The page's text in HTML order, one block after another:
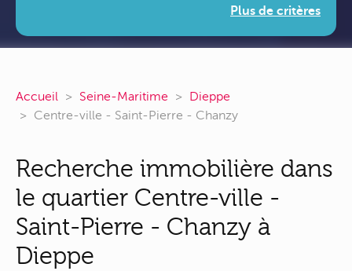
Plus de critères
Accueil Seine-Maritime
Dieppe
Centre-ville - Saint-Pierre - Chanzy
Recherche immobilière dans
le quartier Centre-ville -
Saint-Pierre - Chanzy à
Dieppe